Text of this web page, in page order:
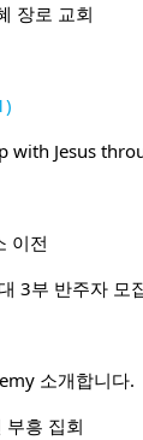
장로 교회
with Jesus
이전
3부 반주자 모
소개합니다.
부흥 집회